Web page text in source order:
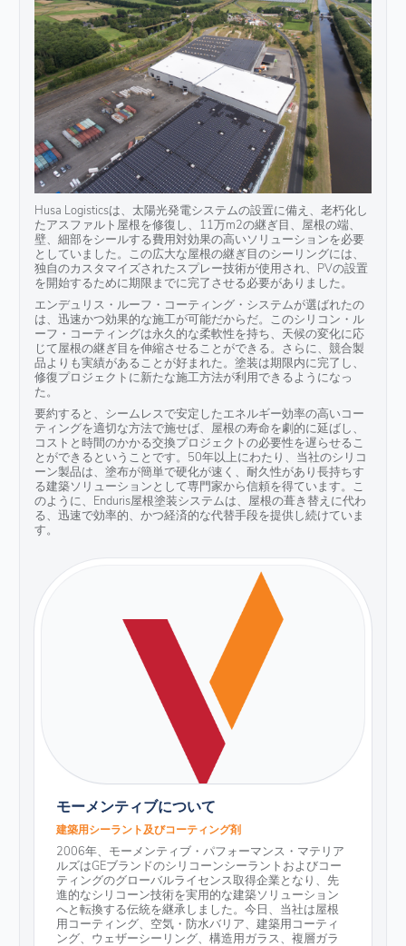
Husa Logisticsは、太陽光発電システムの設置に備え、老朽化し
たアスファルト屋根を修復し、11万m2の継ぎ目、屋根の端、
壁、細部をシールする費用対効果の高いソリューションを必要
としていました。この広大な屋根の継ぎ目のシーリングには、
独自のカスタマイズされたスプレー技術が使用され、PVの設置
を開始するために期限までに完了させる必要がありました。
エンデュリス・ルーフ・コーティング・システムが選ばれたの
は、迅速かつ効果的な施工が可能だからだ。このシリコン・ル
ーフ・コーティングは永久的な柔軟性を持ち、天候の変化に応
じて屋根の継ぎ目を伸縮させることができる。さらに、競合製
品よりも実績があることが好まれた。塗装は期限内に完了し、
修復プロジェクトに新たな施工方法が利用できるようになっ
た。
要約すると、シームレスで安定したエネルギー効率の高いコー
ティングを適切な方法で施せば、屋根の寿命を劇的に延ばし、
コストと時間のかかる交換プロジェクトの必要性を遅らせるこ
とができるということです。50年以上にわたり、当社のシリコ
ーン製品は、塗布が簡単で硬化が速く、耐久性があり長持ちす
る建築ソリューションとして専門家から信頼を得ています。こ
のように、Enduris屋根塗装システムは、屋根の葺き替えに代わ
る、迅速で効率的、かつ経済的な代替手段を提供し続けていま
す。
モーメンティブについて
建築用シーラント及びコーティング剤
2006年、モーメンティブ・パフォーマンス・マテリア
ルズはGEブランドのシリコーンシーラントおよびコー
ティングのグローバルライセンス取得企業となり、先
進的なシリコーン技術を実用的な建築ソリューション
へと転換する伝統を継承しました。今日、当社は屋根
用コーティング、空気・防水バリア、建築用コーティ
ング、ウェザーシーリング、構造用ガラス、複層ガラ